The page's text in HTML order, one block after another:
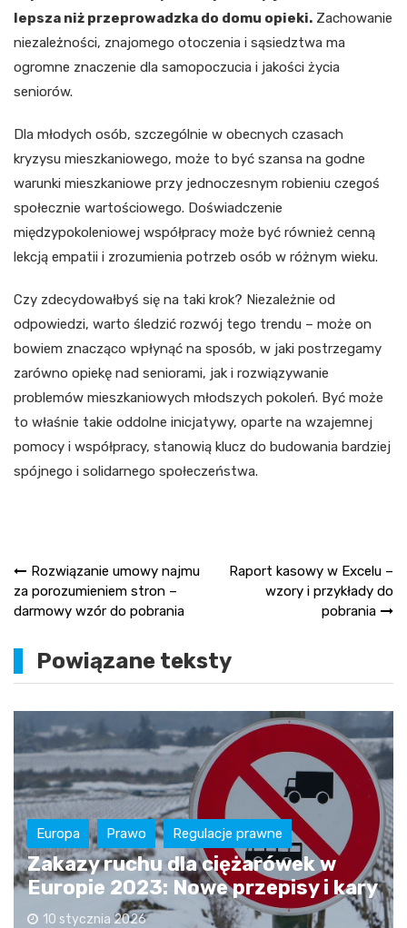
lepsza niż przeprowadzka do domu opieki. Zachowanie
niezależności, znajomego otoczenia i sąsiedztwa ma
ogromne znaczenie dla samopoczucia i jakości życia
seniorów.
Dla młodych osób, szczególnie w obecnych czasach
kryzysu mieszkaniowego, może to być szansa na godne
warunki mieszkaniowe przy jednoczesnym robieniu czegoś
społecznie wartościowego. Doświadczenie
międzypokoleniowej współpracy może być również cenną
lekcją empatii i zrozumienia potrzeb osób w różnym wieku.
Czy zdecydowałbyś się na taki krok? Niezależnie od
odpowiedzi, warto śledzić rozwój tego trendu – może on
bowiem znacząco wpłynąć na sposób, w jaki postrzegamy
zarówno opiekę nad seniorami, jak i rozwiązywanie
problemów mieszkaniowych młodszych pokoleń. Być może
to właśnie takie oddolne inicjatywy, oparte na wzajemnej
pomocy i współpracy, stanowią klucz do budowania bardziej
spójnego i solidarnego społeczeństwa.
Nawigacja
wpisu
Rozwiązanie umowy najmu
za porozumieniem stron –
darmowy wzór do pobrania
Raport kasowy w Excelu –
wzory i przykłady do
pobrania
Powiązane teksty
Europa Prawo Regulacje prawne
Zakazy ruchu dla ciężarówek w
Europie 2023: Nowe przepisy i kary
10 stycznia 2026